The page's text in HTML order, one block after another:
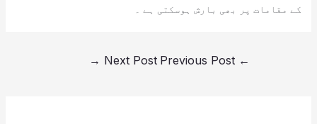
کے مقامات پر بھی بارش ہوسکتی ہے ۔
←
Next Post
→